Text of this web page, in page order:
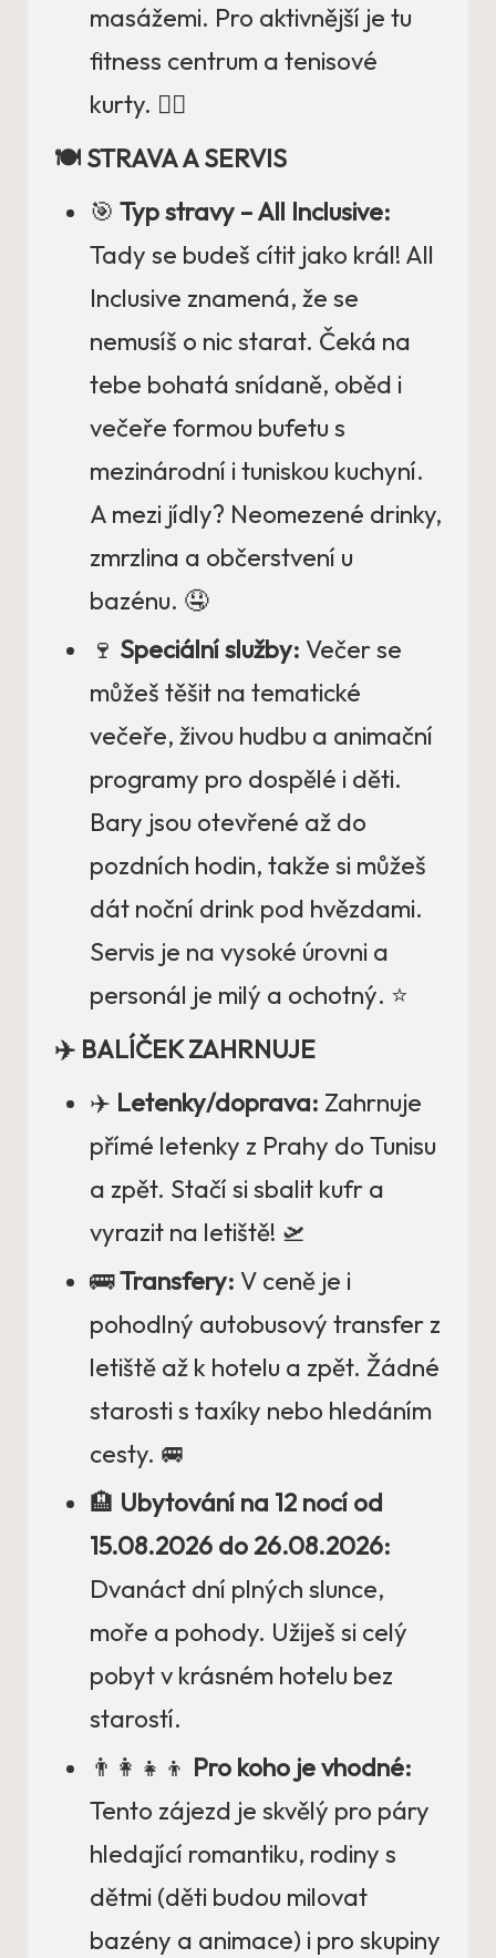
masážemi. Pro aktivnější je tu
fitness centrum a tenisové
kurty. 🧘‍♀️
🍽️ STRAVA A SERVIS
🎯 Typ stravy – All Inclusive:
Tady se budeš cítit jako král! All
Inclusive znamená, že se
nemusíš o nic starat. Čeká na
tebe bohatá snídaně, oběd i
večeře formou bufetu s
mezinárodní i tuniskou kuchyní.
A mezi jídly? Neomezené drinky,
zmrzlina a občerstvení u
bazénu. 🤤
🍷 Speciální služby: Večer se
můžeš těšit na tematické
večeře, živou hudbu a animační
programy pro dospělé i děti.
Bary jsou otevřené až do
pozdních hodin, takže si můžeš
dát noční drink pod hvězdami.
Servis je na vysoké úrovni a
personál je milý a ochotný. ⭐
✈️ BALÍČEK ZAHRNUJE
✈️ Letenky/doprava: Zahrnuje
přímé letenky z Prahy do Tunisu
a zpět. Stačí si sbalit kufr a
vyrazit na letiště! 🛫
🚌Transfery: V ceně je i
pohodlný autobusový transfer z
letiště až k hotelu a zpět. Žádné
starosti s taxíky nebo hledáním
cesty. 🚐
🏨 Ubytování na 12 nocí od
15.08.2026 do 26.08.2026:
Dvanáct dní plných slunce,
moře a pohody. Užiješ si celý
pobyt v krásném hotelu bez
starostí.
👨‍👩‍👧‍👦 Pro koho je vhodné:
Tento zájezd je skvělý pro páry
hledající romantiku, rodiny s
dětmi (děti budou milovat
bazény a animace) i pro skupiny